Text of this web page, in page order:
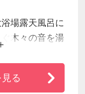
場露天風呂に
木々の音を湯
光と影を、風
を堪能下さ
旬の素材を活
る